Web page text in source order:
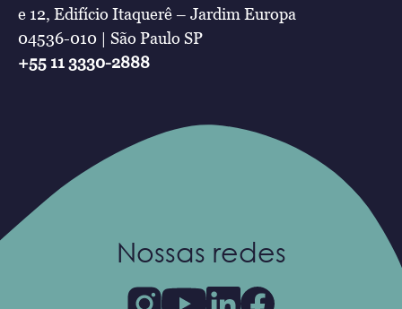
e 12, Edifício Itaquerê – Jardim Europa
04536-010 | São Paulo SP
+55 11 3330-2888
Nossas redes